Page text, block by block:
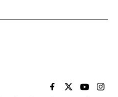
EL PAÍS BRASIL EN
EL PAÍSEL PAÍS
EL